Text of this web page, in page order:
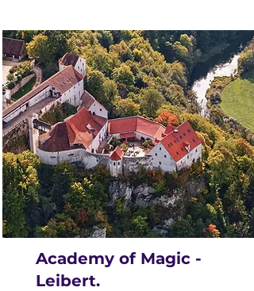
Academy of Magic -
Leibert.